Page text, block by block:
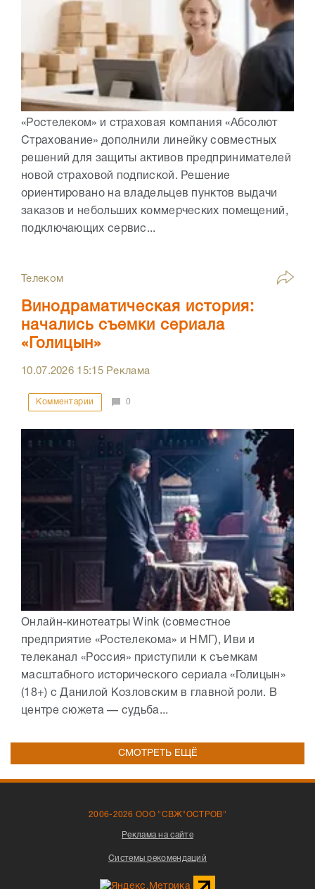
«Ростелеком» и страховая компания «Абсолют
Страхование» дополнили линейку совместных
решений для защиты активов предпринимателей
новой страховой подпиской. Решение
ориентировано на владельцев пунктов выдачи
заказов и небольших коммерческих помещений,
подключающих сервис...
Телеком
Винодраматическая история:
начались съемки сериала
«Голицын»
10.07.2026 15:15Реклама
Комментарии 0
Онлайн-кинотеатры Wink (совместное
предприятие «Ростелекома» и НМГ), Иви и
телеканал «Россия» приступили к съемкам
масштабного исторического сериала «Голицын»
(18+) с Данилой Козловским в главной роли. В
центре сюжета — судьба...
СМОТРЕТЬ ЕЩЁ
2006-2026 ООО "СВЖ"ОСТРОВ"
Реклама на сайте
Системы рекомендаций